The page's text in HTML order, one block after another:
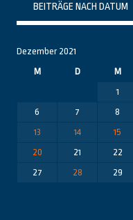
BEITRÄGE NACH DATUM
Dezember 2021
M
D M
1
6
7 8
13
14 15
20
21 22
27
28 29